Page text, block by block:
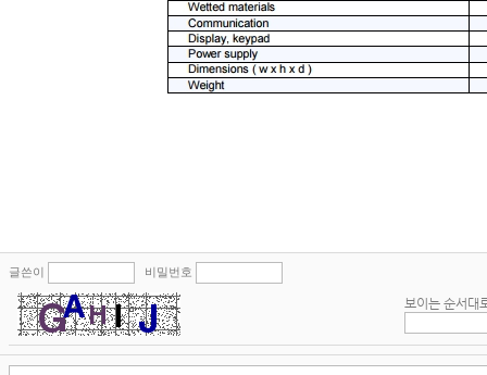
글쓴이 비밀번호
보이는 순서대